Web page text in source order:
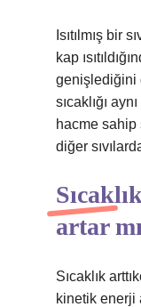
Isıtılmış bir
kap
genişlediğini
sıcaklığı
hacme sahip
diğer
artar
Sıcaklık
kinetik enerji